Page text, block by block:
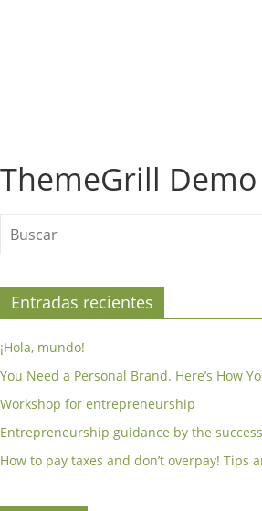
ThemeGrill
Entradas recientes
¡Hola, mundo!
You Need a Personal Brand. Here’s How
Workshop for entrepreneurship
Entrepreneurship guidance by the
How to pay taxes and don’t overpay! Tips